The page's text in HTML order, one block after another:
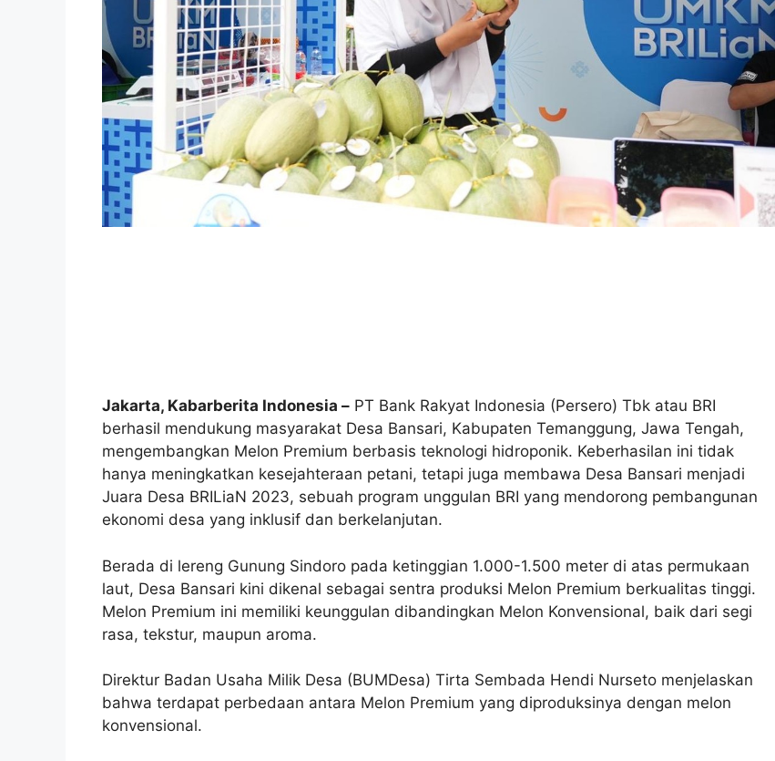
Jakarta, Kabarberita Indonesia – PT Bank Rakyat Indonesia (Persero) Tbk atau BRI
berhasil mendukung masyarakat Desa Bansari, Kabupaten Temanggung, Jawa Tengah,
mengembangkan Melon Premium berbasis teknologi hidroponik. Keberhasilan ini tidak
hanya meningkatkan kesejahteraan petani, tetapi juga membawa Desa Bansari menjadi
Juara Desa BRILiaN 2023, sebuah program unggulan BRI yang mendorong pembangunan
ekonomi desa yang inklusif dan berkelanjutan.
Berada di lereng Gunung Sindoro pada ketinggian 1.000-1.500 meter di atas permukaan
laut, Desa Bansari kini dikenal sebagai sentra produksi Melon Premium berkualitas tinggi.
Melon Premium ini memiliki keunggulan dibandingkan Melon Konvensional, baik dari segi
rasa, tekstur, maupun aroma.
Direktur Badan Usaha Milik Desa (BUMDesa) Tirta Sembada Hendi Nurseto menjelaskan
bahwa terdapat perbedaan antara Melon Premium yang diproduksinya dengan melon
konvensional.